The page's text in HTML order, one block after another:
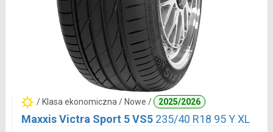
/ Klasa ekonomiczna / Nowe / 2025/2026
Maxxis Victra Sport 5 VS5 235/40 R18 95 Y XL